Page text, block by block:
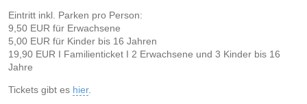
Eintritt inkl. Parken pro Person:
9,50 EUR für Erwachsene
5,00 EUR für Kinder bis 16 Jahren
19,90 EUR I Familienticket I 2 Erwachsene und 3 Kinder bis 16
Jahre
Tickets gibt es hier.